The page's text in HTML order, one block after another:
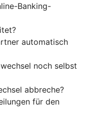
Banking-
automatisch
noch selbst
abbreche?
für den